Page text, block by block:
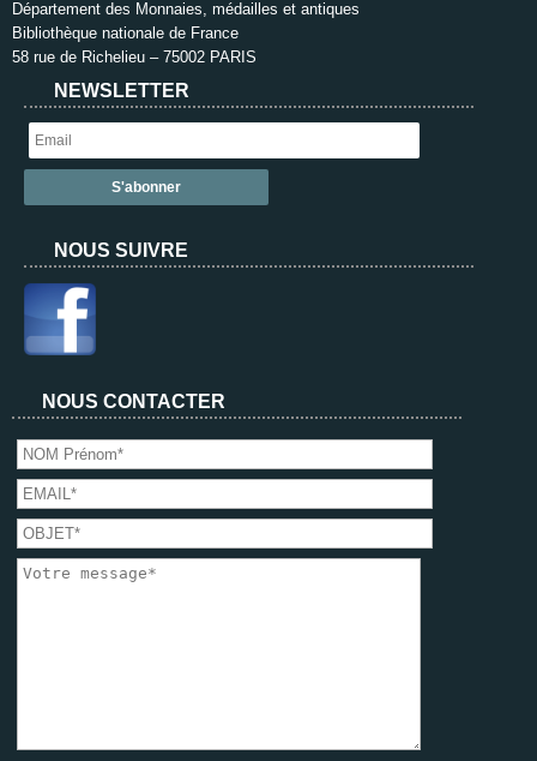
Département des Monnaies, médailles et antiques
Bibliothèque nationale de France
58 rue de Richelieu – 75002 PARIS
NEWSLETTER
NOUS SUIVRE
NOUS CONTACTER